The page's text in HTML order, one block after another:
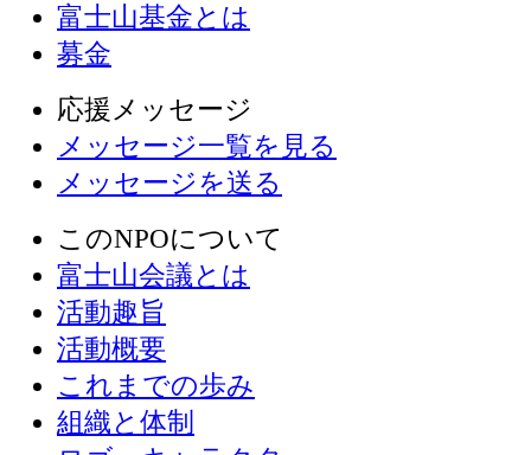
富士山基金とは
募金
応援メッセージ
メッセージ一覧を見る
メッセージを送る
このNPOについて
富士山会議とは
活動趣旨
活動概要
これまでの歩み
組織と体制